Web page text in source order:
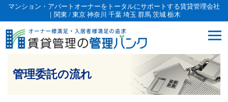
マンション・アパートオーナーをトータルにサポートする賃貸管理会社
｜関東 / 東京 神奈川 千葉 埼玉 群馬 茨城 栃木
管理委託の流れ